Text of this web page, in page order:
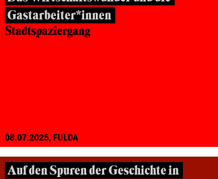
Gastarbeiter*innen
Stadtspaziergang
08.07.2025, FULDA
Auf den Spuren der Geschichte in